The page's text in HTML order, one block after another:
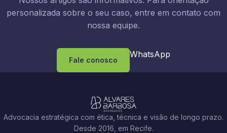
personalizada sobre o seu caso, entre em contato com
nossa equipe.
Fale conosco
WhatsApp
Advocacia estratégica com ética, técnica e visão de longo prazo.
Desde 2016, em Recife.